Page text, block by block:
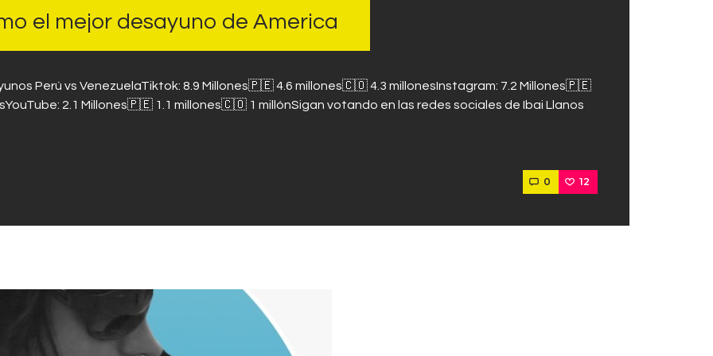
el mejor desayuno de America
Perú vs VenezuelaTiktok: 8.9 Millones🇵🇪 4.6 millones🇨🇴 4.3 millonesInstagram: 7.2 Millones🇵🇪
2.1 Millones🇵🇪 1.1 millones🇨🇴 1 millónSigan votando en las redes sociales de Ibai Llanos
0 12